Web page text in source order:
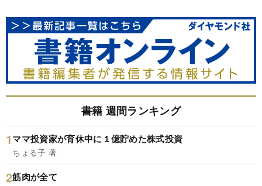
書籍 週間ランキング
ママ投資家が育休中に１億貯めた株式投資
ちょる子 著
筋肉が全て